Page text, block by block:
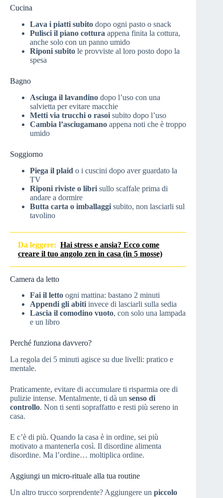
Cucina
Lava i piatti subito dopo ogni pasto o snack
Pulisci il piano cottura appena finita la cottura,
anche solo con un panno umido
Riponi subito le provviste al loro posto dopo la
spesa
Bagno
Asciuga il lavandino dopo l’uso con una
salvietta per evitare macchie
Metti via trucchi o rasoi subito dopo l’uso
Cambia l’asciugamano appena noti che è troppo
umido
Soggiorno
Piega il plaid o i cuscini dopo aver guardato la
TV
Riponi riviste o libri sullo scaffale prima di
andare a dormire
Butta carta o imballaggi subito, non lasciarli sul
tavolino
Da leggere: Hai stress e ansia? Ecco come
creare il tuo angolo zen in casa (in 5 mosse)
Camera da letto
Fai il letto ogni mattina: bastano 2 minuti
Appendi gli abiti invece di lasciarli sulla sedia
Lascia il comodino vuoto, con solo una lampada
e un libro
Perché funziona davvero?
La regola dei 5 minuti agisce su due livelli: pratico e
mentale.
Praticamente, evitare di accumulare ti risparmia ore di
pulizie intense. Mentalmente, ti dà un senso di
controllo. Non ti senti sopraffatto e resti più sereno in
casa.
E c’è di più. Quando la casa è in ordine, sei più
motivato a mantenerla così. Il disordine alimenta
disordine. Ma l’ordine… moltiplica ordine.
Aggiungi un micro-rituale alla tua routine
Un altro trucco sorprendente? Aggiungere un piccolo